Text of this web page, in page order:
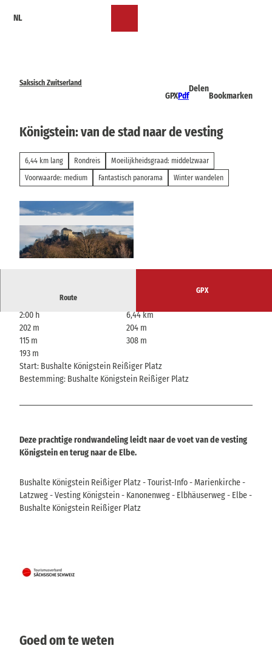
NL
Saksisch Zwitserland
GPXPdf
Delen
Bookmarken
Königstein: van de stad naar de vesting
6,44 km lang Rondreis
Moeilijkheidsgraad: middelzwaar
Voorwaarde: medium
Fantastisch panorama Winter wandelen
Route
GPX
2:00 h
6,44 km
202 m
204 m
115 m
308 m
193 m
Start: Bushalte Königstein Reißiger Platz
Bestemming: Bushalte Königstein Reißiger Platz
Deze prachtige rondwandeling leidt naar de voet van de vesting
Königstein en terug naar de Elbe.
Bushalte Königstein Reißiger Platz - Tourist-Info - Marienkirche -
Latzweg - Vesting Königstein - Kanonenweg - Elbhäuserweg - Elbe -
Bushalte Königstein Reißiger Platz
Goed om te weten